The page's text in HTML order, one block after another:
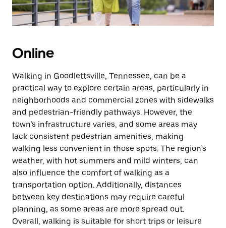
Online
Walking in Goodlettsville, Tennessee, can be a
practical way to explore certain areas, particularly in
neighborhoods and commercial zones with sidewalks
and pedestrian-friendly pathways. However, the
town’s infrastructure varies, and some areas may
lack consistent pedestrian amenities, making
walking less convenient in those spots. The region’s
weather, with hot summers and mild winters, can
also influence the comfort of walking as a
transportation option. Additionally, distances
between key destinations may require careful
planning, as some areas are more spread out.
Overall, walking is suitable for short trips or leisure